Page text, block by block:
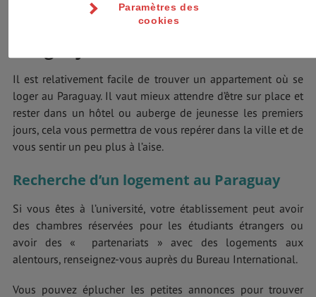
Il est relativement facile de trouver un appartement où se
loger au Paraguay. Il vaut mieux attendre d’être sur place et
rester dans un hôtel ou auberge de jeunesse les premiers
jours, cela vous permettra de vous repérer dans la ville et de
vous sentir un peu plus à l’aise.
Recherche d’un logement au Paraguay
Si vous êtes à l’université, votre établissement peut avoir
des chambres réservées pour les étudiants étrangers ou
avoir des « partenariats » avec des logements aux
alentours, renseignez-vous auprès du Bureau International.
Vous pouvez éplucher les petites annonces pour trouver
Paramètres des
cookies